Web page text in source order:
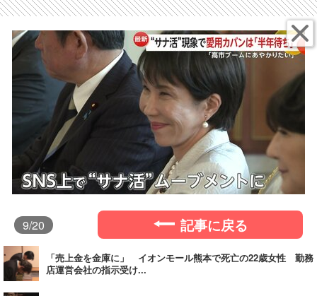
9/20 記事に戻る
「売上金を金庫に」 イオンモール熊本で死亡の22歳女性 勤務
店運営会社の指示受け...